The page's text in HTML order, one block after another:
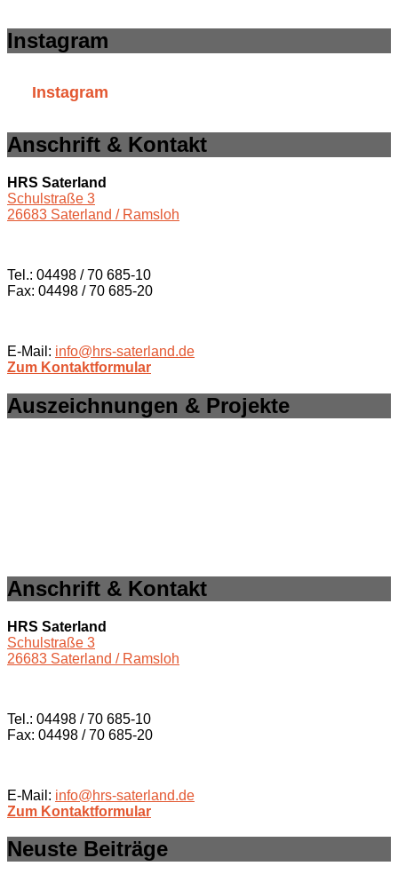
Instagram
Instagram
Anschrift & Kontakt
HRS Saterland
Schulstraße 3
26683 Saterland / Ramsloh
Tel.: 04498 / 70 685-10
Fax: 04498 / 70 685-20
E-Mail: info@hrs-saterland.de
Zum Kontaktformular
Auszeichnungen & Projekte
Anschrift & Kontakt
HRS Saterland
Schulstraße 3
26683 Saterland / Ramsloh
Tel.: 04498 / 70 685-10
Fax: 04498 / 70 685-20
E-Mail: info@hrs-saterland.de
Zum Kontaktformular
Neuste Beiträge